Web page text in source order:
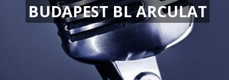
BUDAPEST BL ARCULAT